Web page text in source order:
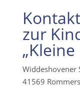
Kontakt
zur
„Kleine
Widdeshovener
41569